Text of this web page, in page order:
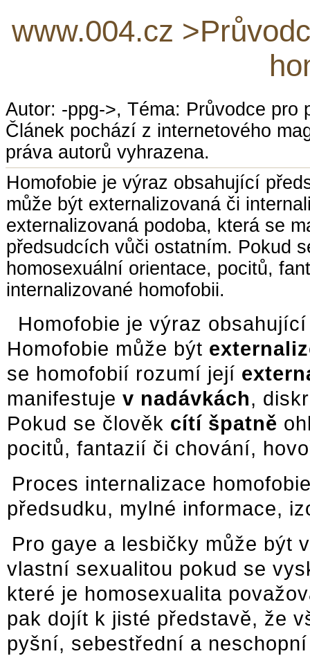
www.004.cz
Autor: -ppg->, Téma: Průvodce pro
Článek pochází z internetového
práva autorů vyhrazena.
Homofobie je výraz obsahující
může být externalizovaná či
externalizovaná podoba, která se
předsudcích vůči ostatním. Pokud
homosexuální orientace, pocitů,
internalizované homofobii.
Homofobie je výraz
Homofobie může být
se homofobií rozumí její
manifestuje v nadávkách,
Pokud se člověk cítí špatně
pocitů, fantazií či chování,
Proces internalizace
předsudku, mylné informace,
Pro gaye a lesbičky může být
vlastní sexualitou pokud se
které je homosexualita
pak dojít k jisté představě, že
pyšní, sebestřední a